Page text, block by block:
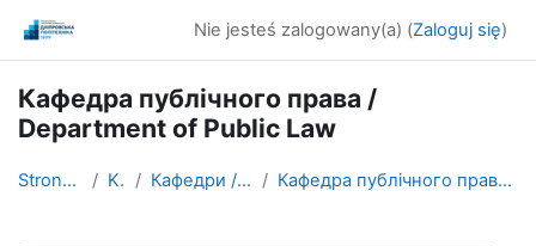
Nie jesteś zalogowany(a) (Zaloguj się)
Кафедра публічного права /
Department of Public Law
Strona główna Kursy Кафедри / Departments Кафедра публічного права / Department of Public Law